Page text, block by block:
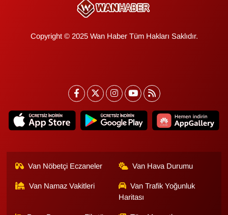
Copyright © 2025 Wan Haber Tüm Hakları Saklıdır.
Van Nöbetçi Eczaneler Van Hava Durumu
Van Namaz Vakitleri
Van Trafik Yoğunluk
Haritası